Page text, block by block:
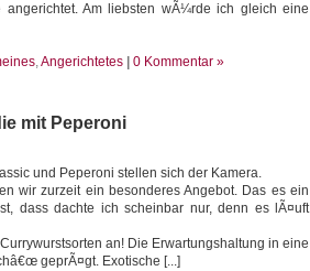
angerichtet. Am liebsten wÃ¼rde ich gleich eine
,Angerichtetes 0 Kommentar »
mit Peperoni
und Peperoni stellen sich der Kamera.
wir zurzeit ein besonderes Angebot. Das es ein
dass dachte ich scheinbar nur, denn es lÃ¤uft
an! Die Erwartungshaltung in eine
geprÃ¤gt. Exotische [...]